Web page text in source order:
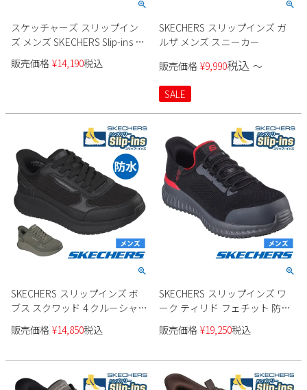
スケッチャーズ スリップイン
ズ メンズ SKECHERS Slip-ins ビ
ジネスシューズ スリッポン ハ
ンズフリー リラックスドフィ
マル幅 つま先幅広
販売価格 ¥14,190税込
SKECHERS スリップインズ ガ
ルザ メンズ スニーカー
販売価格 ¥9,990税込 〜
SALE
SKECHERS スリップインズ ボ
ブス スクワッド 4 クルーシャル
ステップ 防水 118416 メンズ
販売価格 ¥14,850税込
SKECHERS スリップインズ ワ
ーク ティリド フェチット 防滑
性 200206WJ
販売価格 ¥19,250税込